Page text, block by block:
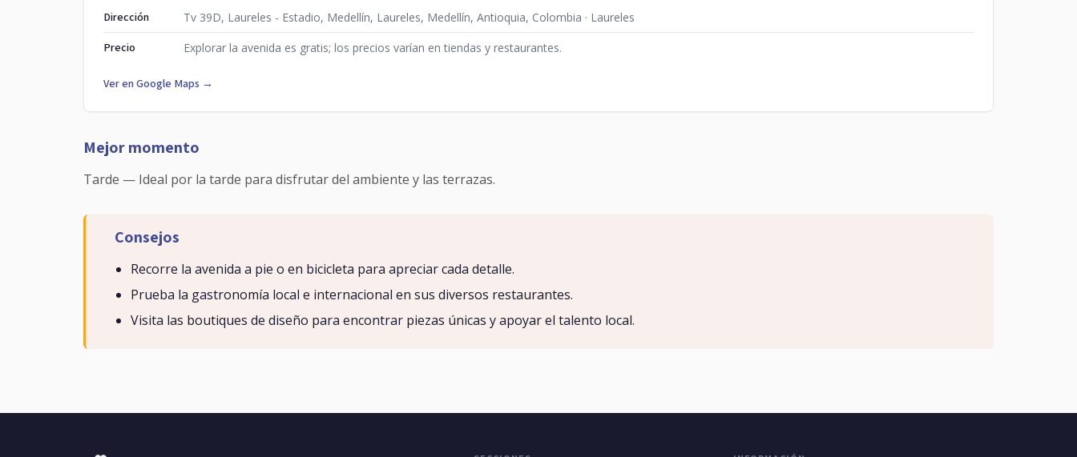
Dirección Tv 39D, Laureles - Estadio, Medellín, Laureles, Medellín, Antioquia, Colombia · Laureles
Precio Explorar la avenida es gratis; los precios varían en tiendas y restaurantes.
Ver en Google Maps →
Mejor momento
Tarde — Ideal por la tarde para disfrutar del ambiente y las terrazas.
Consejos
Recorre la avenida a pie o en bicicleta para apreciar cada detalle.
Prueba la gastronomía local e internacional en sus diversos restaurantes.
Visita las boutiques de diseño para encontrar piezas únicas y apoyar el talento local.